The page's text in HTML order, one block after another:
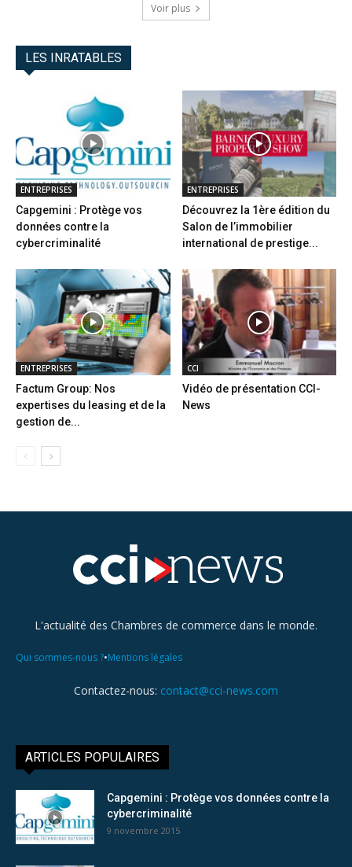
Voir plus
LES INRATABLES
ENTREPRISES
Capgemini : Protège vos
données contre la
cybercriminalité
ENTREPRISES
Découvrez la 1ère édition du
Salon de l’immobilier
international de prestige...
ENTREPRISES
Factum Group: Nos
expertises du leasing et de la
gestion de...
CCI
Vidéo de présentation CCI-
News
L'actualité des Chambres de commerce dans le monde.
Qui sommes-nous ?•Mentions légales
Contactez-nous: contact@cci-news.com
ARTICLES POPULAIRES
Capgemini : Protège vos données contre la
cybercriminalité
9 novembre 2015